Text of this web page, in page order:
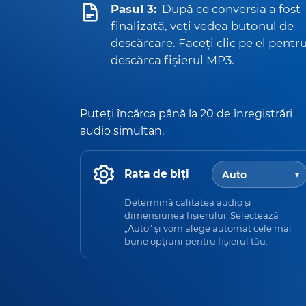
Pasul 3: După ce conversia a fost
finalizată, veți vedea butonul de
descărcare. Faceți clic pe el
descărca fișierul MP3.
Puteți încărca până la 20 de înregistrări
audio simultan.
Rata de biți
Determină calitatea audio și
dimensiunea fișierului. Selectează
„Auto” și vom alege automat cele mai
bune opțiuni pentru fișierul tău.